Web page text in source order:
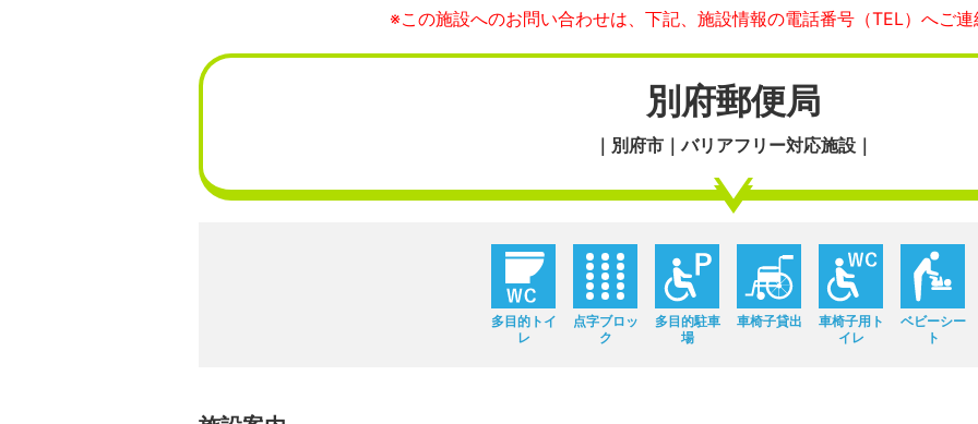
※この施設へのお問い合わせは、下記、施設情報の電話番号（TEL）へご連
別府郵便局
｜別府市｜バリアフリー対応施設｜
多目的トイ
レ
点字ブロッ
ク
多目的駐車
場
車椅子貸出
車椅子用ト
イレ
ベビーシー
ト